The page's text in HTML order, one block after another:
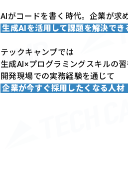
AIがコードを書く時代。企業が求
生成AIを活用して課題を解決で
テックキャンプでは
生成AI×プログラミングスキルの
開発現場での実務経験を通じて
企業が今すぐ採用したくなる人材